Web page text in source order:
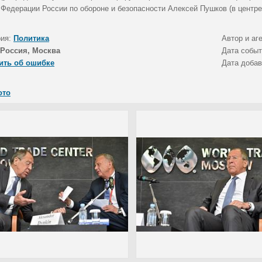
России по обороне и безопасности Алексей Пушков (в
Политика
Автор и
Россия, Москва
Дата
об ошибке
Дата